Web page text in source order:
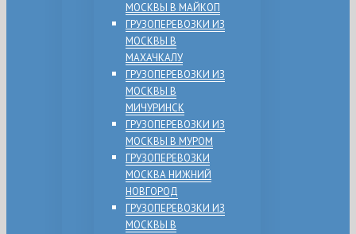
МОСКВЫ В МАЙКОП
ГРУЗОПЕРЕВОЗКИ ИЗ
МОСКВЫ В
МАХАЧКАЛУ
ГРУЗОПЕРЕВОЗКИ ИЗ
МОСКВЫ В
МИЧУРИНСК
ГРУЗОПЕРЕВОЗКИ ИЗ
МОСКВЫ В МУРОМ
ГРУЗОПЕРЕВОЗКИ
МОСКВА НИЖНИЙ
НОВГОРОД
ГРУЗОПЕРЕВОЗКИ ИЗ
МОСКВЫ В